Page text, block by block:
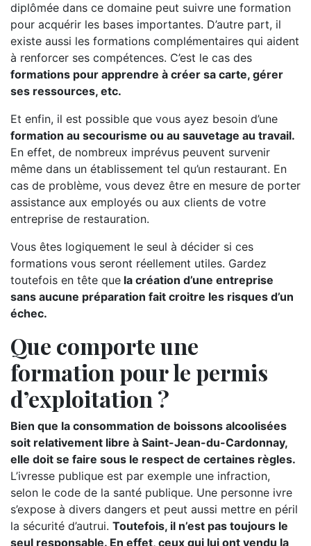
diplômée dans ce domaine peut suivre une formation
pour acquérir les bases importantes. D’autre part, il
existe aussi les formations complémentaires qui aident
à renforcer ses compétences. C’est le cas des
formations pour apprendre à créer sa carte, gérer
ses ressources, etc.
Et enfin, il est possible que vous ayez besoin d’une
formation au secourisme ou au sauvetage au travail.
En effet, de nombreux imprévus peuvent survenir
même dans un établissement tel qu’un restaurant. En
cas de problème, vous devez être en mesure de porter
assistance aux employés ou aux clients de votre
entreprise de restauration.
Vous êtes logiquement le seul à décider si ces
formations vous seront réellement utiles. Gardez
toutefois en tête que la création d’une entreprise
sans aucune préparation fait croitre les risques d’un
échec.
Que comporte une
formation pour le permis
d’exploitation ?
Bien que la consommation de boissons alcoolisées
soit relativement libre à Saint-Jean-du-Cardonnay,
elle doit se faire sous le respect de certaines règles.
L’ivresse publique est par exemple une infraction,
selon le code de la santé publique. Une personne ivre
s’expose à divers dangers et peut aussi mettre en péril
la sécurité d’autrui. Toutefois, il n’est pas toujours le
seul responsable. En effet, ceux qui lui ont vendu la